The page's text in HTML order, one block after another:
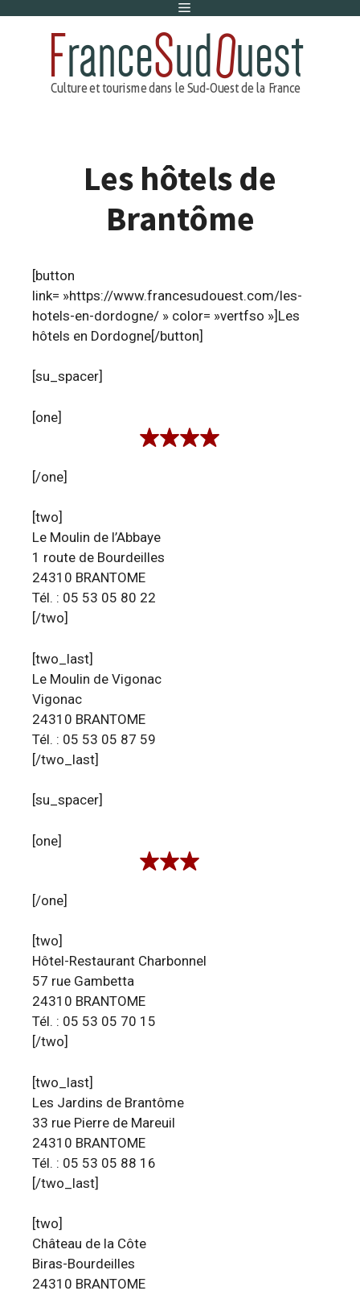
Menu
Les hôtels de
Brantôme
[button
link= »https://www.francesudouest.com/les-
hotels-en-dordogne/ » color= »vertfso »]Les
hôtels en Dordogne[/button]
[su_spacer]
[one]
[/one]
[two]
Le Moulin de l’Abbaye
1 route de Bourdeilles
24310 BRANTOME
Tél. : 05 53 05 80 22
[/two]
[two_last]
Le Moulin de Vigonac
Vigonac
24310 BRANTOME
Tél. : 05 53 05 87 59
[/two_last]
[su_spacer]
[one]
[/one]
[two]
Hôtel-Restaurant Charbonnel
57 rue Gambetta
24310 BRANTOME
Tél. : 05 53 05 70 15
[/two]
[two_last]
Les Jardins de Brantôme
33 rue Pierre de Mareuil
24310 BRANTOME
Tél. : 05 53 05 88 16
[/two_last]
[two]
Château de la Côte
Biras-Bourdeilles
24310 BRANTOME